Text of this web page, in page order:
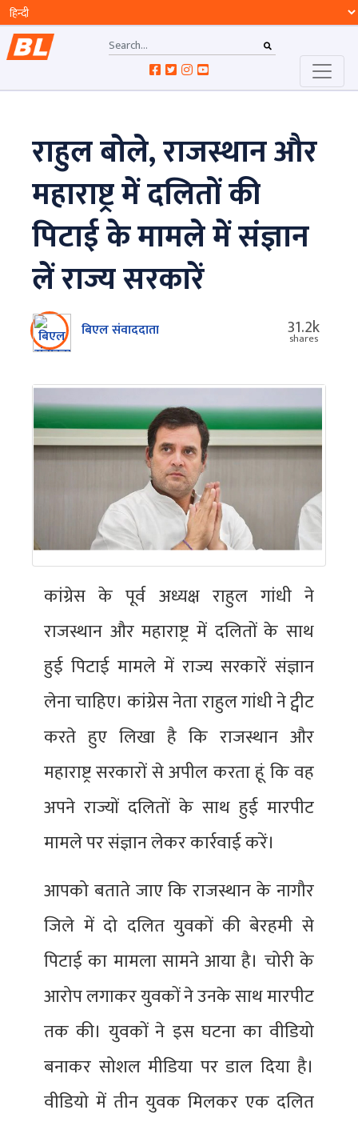
राहुल बोले, राजस्थान और
महाराष्ट्र में दलितों की
पिटाई के मामले में संज्ञान
लें राज्य सरकारें
बिएल संवाददाता 31.2k
shares
कांग्रेस के पूर्व अध्यक्ष राहुल गांधी ने
राजस्थान और महाराष्ट्र में दलितों के साथ
हुई पिटाई मामले में राज्य सरकारें संज्ञान
लेना चाहिए। कांग्रेस नेता राहुल गांधी ने ट्वीट
करते हुए लिखा है कि राजस्थान और
महाराष्ट्र सरकारों से अपील करता हूं कि वह
अपने राज्याें दलितों के साथ हुई मारपीट
मामले पर संज्ञान लेकर कार्रवाई करें।
आपको बताते जाए कि राजस्थान के नागौर
जिले में दो दलित युवकों की बेरहमी से
पिटाई का मामला सामने आया है। चोरी के
आरोप लगाकर युवकों ने उनके साथ मारपीट
तक की। युवकों ने इस घटना का वीडियो
बनाकर सोशल मीडिया पर डाल दिया है।
वीडियो में तीन युवक मिलकर एक दलित